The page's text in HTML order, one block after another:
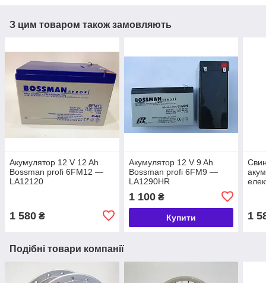
З цим товаром також замовляють
Акумулятор 12 V 12 Ah
Bossman profi 6FM12 —
LA12120
1 580 ₴
Акумулятор 12 V 9 Ah
Bossman profi 6FM9 —
LA1290HR
1 100₴
Купити 1
Подібні товари компанії